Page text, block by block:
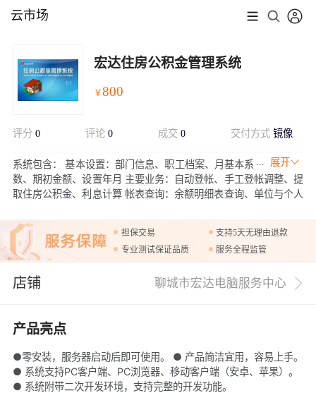
云市场
宏达住房公积金管理系统
￥800
评分 0 评论 0 成交 0 交付方式镜像
展开
系统包含： 基本设置：部门信息、职工档案、月基本系
数、期初金额、设置年月 主要业务：自动登帐、手工登帐调整、提
取住房公积金、利息计算 帐表查询：余额明细表查询、单位与个人
担保交易
支持5天无理由退款
专业测试保证品质
服务全程监管
店铺 聊城市宏达电脑服务中心
产品亮点
●零安装，服务器启动后即可使用。 ● 产品简洁宜用，容易上手。
● 系统支持PC客户端、PC浏览器、移动客户端（安卓、苹果）。
● 系统附带二次开发环境，支持完整的开发功能。